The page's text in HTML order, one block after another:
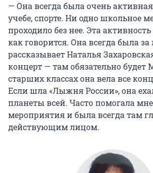
— Она всегда была очень
учебе, спорте. Ни одно школьное
проходило без нее. Эта
как говорится. Она всегда была
рассказывает Наталья
концерт — там обязательно будет
старших классах она вела все
Если шла «Лыжня России», она
планеты всей. Часто помогала
мероприятия и была всегда там
действующим лицом.